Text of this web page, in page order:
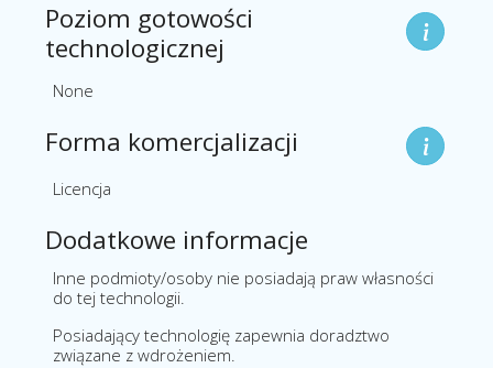
Poziom gotowości
technologicznej
None
Forma komercjalizacji
Licencja
Dodatkowe informacje
Inne podmioty/osoby nie posiadają praw własności
do tej technologii.
Posiadający technologię zapewnia doradztwo
związane z wdrożeniem.